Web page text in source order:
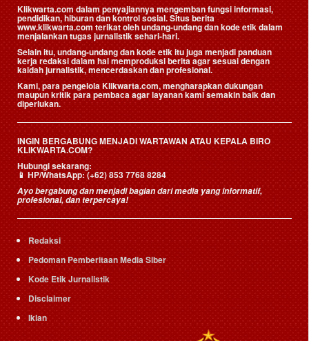
Klikwarta.com dalam penyajiannya mengemban fungsi informasi,
pendidikan, hiburan dan kontrol sosial. Situs berita
www.klikwarta.com terikat oleh undang-undang dan kode etik dalam
menjalankan tugas jurnalistik sehari-hari.
Selain itu, undang-undang dan kode etik itu juga menjadi panduan
kerja redaksi dalam hal memproduksi berita agar sesuai dengan
kaidah jurnalistik, mencerdaskan dan profesional.
Kami, para pengelola Klikwarta.com, mengharapkan dukungan
maupun kritik para pembaca agar layanan kami semakin baik dan
diperlukan.
INGIN BERGABUNG MENJADI WARTAWAN ATAU KEPALA BIRO
KLIKWARTA.COM?
Hubungi sekarang:
📱HP/WhatsApp:(+62) 853 7768 8284
Ayo bergabung dan menjadi bagian dari media yang informatif,
profesional, dan terpercaya!
Redaksi
Pedoman Pemberitaan Media Siber
Kode Etik Jurnalistik
Disclaimer
Iklan